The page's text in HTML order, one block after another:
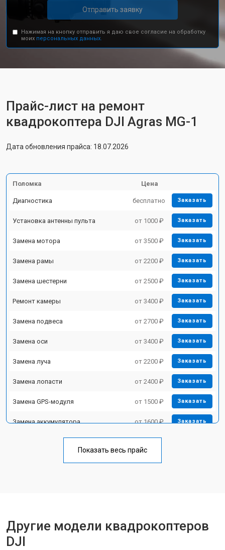
Отправить заявку
Нажимая на кнопку отправить я даю свое согласие на обработку
моих персональных данных.
Прайс-лист на ремонт
квадрокоптера DJI Agras MG-1
Дата обновления прайса: 18.07.2026
Поломка Цена
Диагностика бесплатно Заказать
Установка антенны пульта от 1000 ₽ Заказать
Замена мотора от 3500 ₽ Заказать
Замена рамы от 2200 ₽ Заказать
Замена шестерни от 2500 ₽ Заказать
Ремонт камеры от 3400 ₽ Заказать
Замена подвеса от 2700 ₽ Заказать
Замена оси от 3400 ₽ Заказать
Замена луча от 2200 ₽ Заказать
Замена лопасти от 2400 ₽ Заказать
Замена GPS-модуля от 1500 ₽ Заказать
Замена аккумулятора от 1600 ₽ Заказать
от 1800 ₽
Показать весь прайс
Другие модели квадрокоптеров
DJI